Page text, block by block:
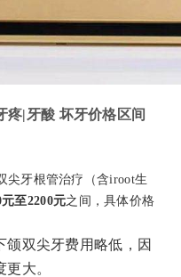
疼|牙酸 坏牙价格区间
尖牙根管治疗（含iroot生
元至2200元之间，具体价格
颌双尖牙费用略低，因
大。